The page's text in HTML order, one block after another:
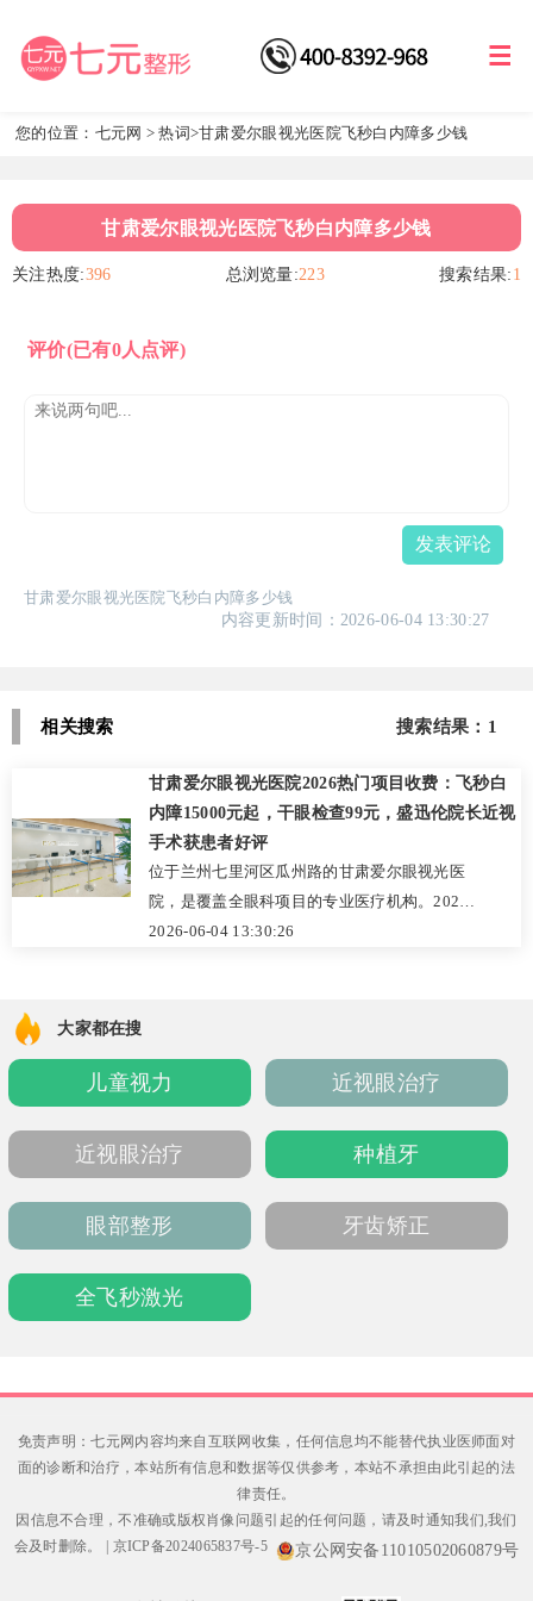
您的位置： 七元网 >热词 >甘肃爱尔眼视光医院飞秒白内障多少钱
甘肃爱尔眼视光医院飞秒白内障多少钱
关注热度:396 总浏览量:223 搜索结果: 1
评价(已有0人点评)
发表评论
甘肃爱尔眼视光医院飞秒白内障多少钱
内容更新时间：2026-06-04 13:30:27
相关搜索 搜索结果：1
甘肃爱尔眼视光医院2026热门项目收费：飞秒白
内障15000元起，干眼检查99元，盛迅伦院长近视
手术获患者好评
位于兰州七里河区瓜州路的甘肃爱尔眼视光医
院，是覆盖全眼科项目的专业医疗机构。2026
年公开透明的收费标准中，飞秒白内障套餐、
贴心服务。医院靠近兰州西客站北广场，可通
过官网或电话预约就诊，从术前检查到术后随
访全程贴心，诊疗体验安心顺畅。
2026-06-04 13:30:26
大家都在搜
儿童视力 近视眼治疗
近视眼治疗 种植牙
眼部整形 牙齿矫正
全飞秒激光
免责声明：七元网内容均来自互联网收集，任何信息均不能替代执业医师面对
面的诊断和治疗，本站所有信息和数据等仅供参考，本站不承担由此引起的法
律责任。
因信息不合理，不准确或版权肖像问题引起的任何问题，请及时通知我们,我们
会及时删除。
京ICP备2024065837号-5 京公网安备11010502060879号